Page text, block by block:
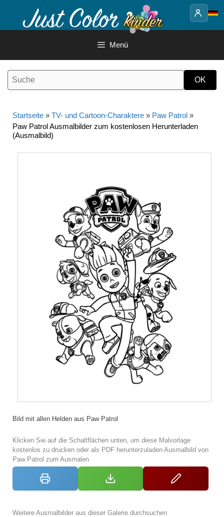
Inhalt
Menü
Startseite » TV- und Cartoon-Charaktere » Paw Patrol »
Paw Patrol Ausmalbilder zum kostenlosen Herunterladen
(Ausmalbild)
Bild mit allen Helden aus Paw Patrol
Klicken Sie auf die Schaltflächen unten, um diese Malvorlage
kostenlos zu drucken oder als PDF herunterzuladen Ausmalbild von
Paw Patrol zum Ausmalen
Weitere Ausmalbilder aus dieser Galerie durchsuchen